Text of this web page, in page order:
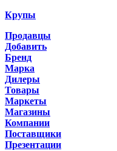
Крупы
Продавцы
Добавить
Бренд
Марка
Дилеры
Товары
Маркеты
Магазины
Компании
Поставщики
Презентации